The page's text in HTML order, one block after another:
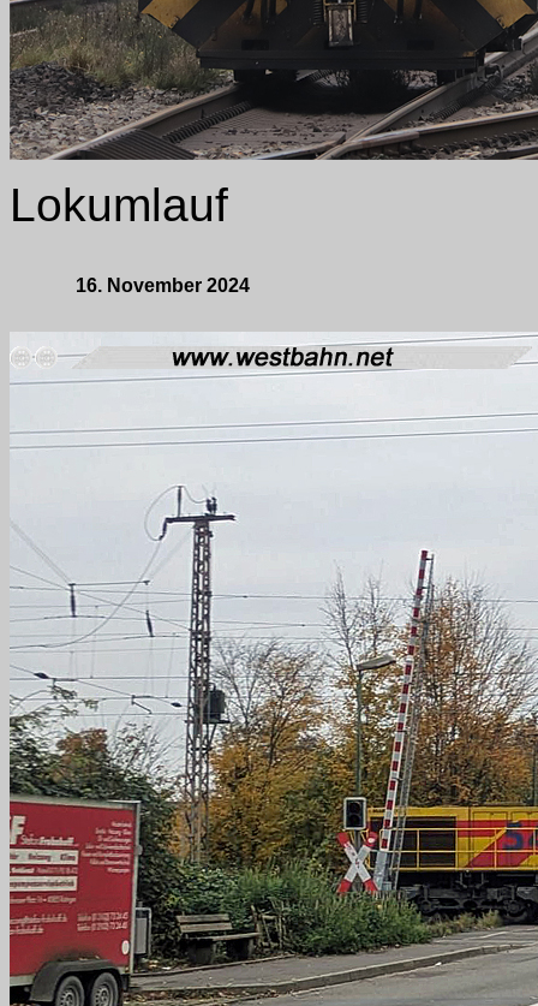
Lokumlauf
16. November 2024